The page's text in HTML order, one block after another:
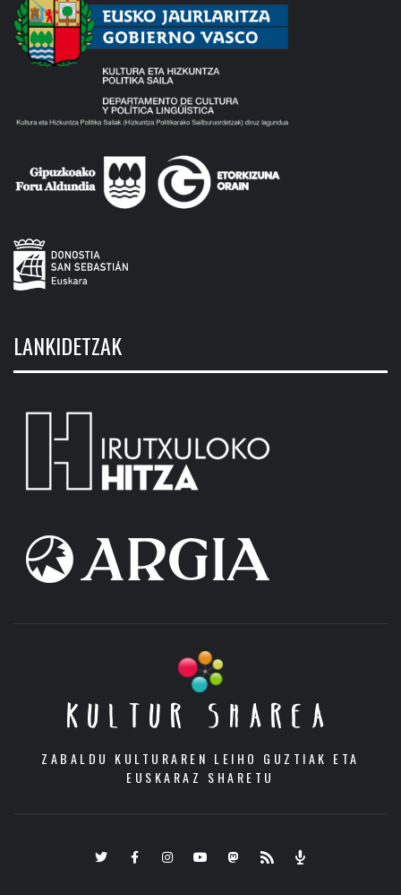
LANKIDETZAK
KULTUR SHAREA
ZABALDU KULTURAREN LEIHO GUZTIAK ETA
EUSKARAZ SHARETU
TwitterFacebookInstagramYoutubeMastodon.eus
RSS Podcast